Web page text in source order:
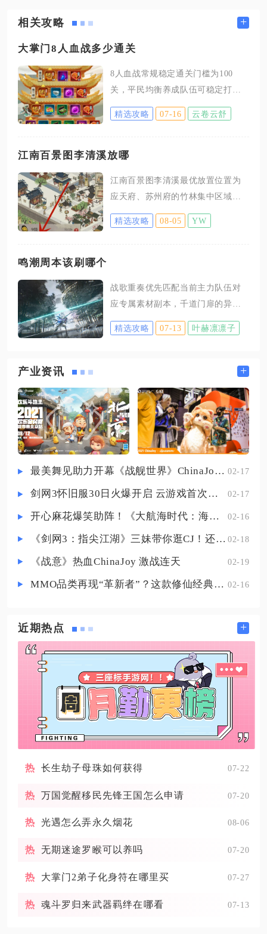
相关攻略 +
大掌门8人血战多少通关
8人血战常规稳定通关门槛为100
关，平民均衡养成队伍可稳定打到
100关，优质核心阵容合理操作能够
突破140关，极限顶配满培养队伍最
对应的通关层数存在清晰分层标
级弟子，剩余四位仅用来激活缘分
凑八人上阵，这类队伍攻防属性总
量偏低，前40关可无脑选择三倍难
关之后三倍阵容对手输出、坦度大
幅提升，极易出现前排核心被快速
精选攻略 07-16 云卷云舒
江南百景图李清溪放哪
江南百景图李清溪最优放置位置为
应天府、苏州府的竹林集中区域，
其次是松江府的竹林产区，优先绑
定满级竹林与农牧加成雕像，最大
得50%资源，同时立即完成15%工作
进度，是竹林专属的高效农牧角
色。应天府作为前期核心主城，竹
子资源，满足前期建筑升级、道具
制作的大量需求。应天府的辟邪雕
像能为周边农牧建筑提供加成，把
李清溪的民宅与工作竹林布置
精选攻略 08-05 YW
鸣潮周本该刷哪个
战歌重奏优先匹配当前主力队伍对
应专属素材副本，千道门扉的异想
作为次要周本，仅在技能材料储备
充足时投入次数，整体资源倾斜给
本是最优选择。周本战歌重奏每周
进阶素材，无法通过日常副本、地
图采集获取，是拉高队伍输出上限
的稀缺资源，角色技能等级突破7级
之后，每一次升级都会持续消耗该
类周本材料，普通养成副本完全没
分散次数刷取多个不同BOSS，3次
全部集中给主C以及核心辅助对应的
精选攻略 07-13 叶赫凛凛子
产业资讯 +
最美舞见助力开幕《战舰世界》ChinaJoy首日精彩碰撞 02-17
剑网3怀旧服30日火爆开启 云游戏首次亮相CJ打造舒适畅玩体验 02-17
开心麻花爆笑助阵！《大航海时代：海上霸主》亮相China Joy 02-16
《剑网3：指尖江湖》三妹带你逛CJ！还有惊喜嘉宾现场约定你！ 02-18
《战意》热血ChinaJoy 激战连天 02-19
MMO品类再现“革新者”？这款修仙经典IP产品在尝试破局 02-16
近期热点 +
长生劫子母珠如何获得 07-22
万国觉醒移民先锋王国怎么申请 07-20
光遇怎么弄永久烟花 08-06
无期迷途罗睺可以养吗 07-20
大掌门2弟子化身符在哪里买 07-27
魂斗罗归来武器羁绊在哪看 07-13